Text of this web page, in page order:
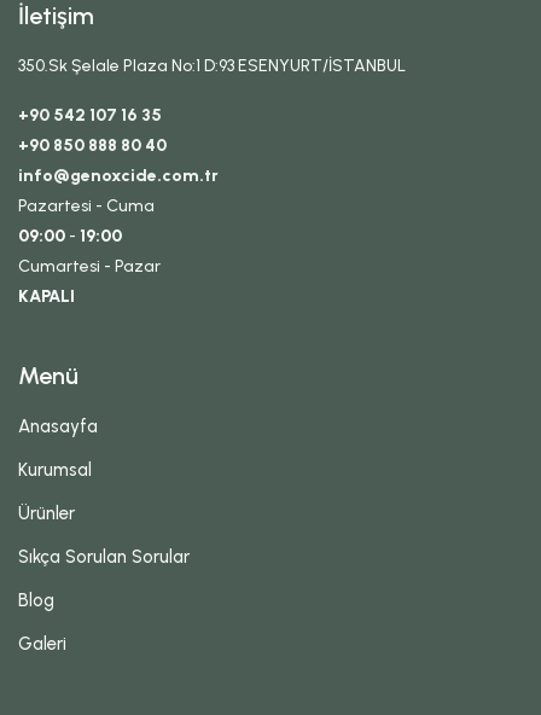
İletişim
350.Sk Şelale Plaza No:1 D:93 ESENYURT/İSTANBUL
+90 542 107 16 35
+90 850 888 80 40
info@genoxcide.com.tr
Pazartesi - Cuma
09:00 - 19:00
Cumartesi - Pazar
KAPALI
Menü
Anasayfa
Kurumsal
Ürünler
Sıkça Sorulan Sorular
Blog
Galeri